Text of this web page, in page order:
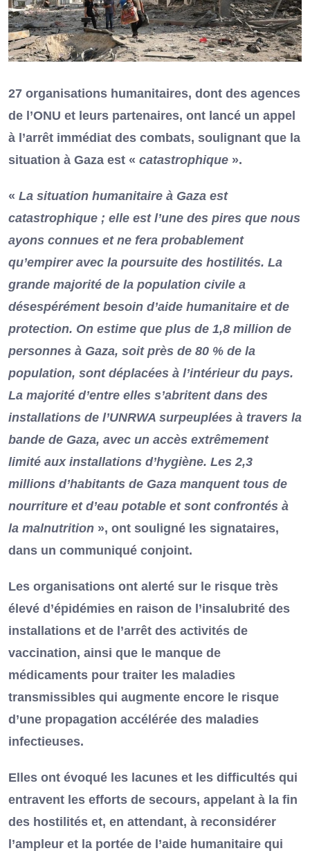
27 organisations humanitaires, dont des agences
de l’ONU et leurs partenaires, ont lancé un appel
à l’arrêt immédiat des combats, soulignant que la
situation à Gaza est « catastrophique ».
« La situation humanitaire à Gaza est
catastrophique ; elle est l’une des pires que nous
ayons connues et ne fera probablement
qu’empirer avec la poursuite des hostilités. La
grande majorité de la population civile a
désespérément besoin d’aide humanitaire et de
protection. On estime que plus de 1,8 million de
personnes à Gaza, soit près de 80 % de la
population, sont déplacées à l’intérieur du pays.
La majorité d’entre elles s’abritent dans des
installations de l’UNRWA surpeuplées à travers la
bande de Gaza, avec un accès extrêmement
limité aux installations d’hygiène. Les 2,3
millions d’habitants de Gaza manquent tous de
nourriture et d’eau potable et sont confrontés à
la malnutrition », ont souligné les signataires,
dans un communiqué conjoint.
Les organisations ont alerté sur le risque très
élevé d’épidémies en raison de l’insalubrité des
installations et de l’arrêt des activités de
vaccination, ainsi que le manque de
médicaments pour traiter les maladies
transmissibles qui augmente encore le risque
d’une propagation accélérée des maladies
infectieuses.
Elles ont évoqué les lacunes et les difficultés qui
entravent les efforts de secours, appelant à la fin
des hostilités et, en attendant, à reconsidérer
l’ampleur et la portée de l’aide humanitaire qui